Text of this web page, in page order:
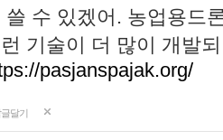
쓸 수 있겠어. 농업용드
기술이 더 많이 개발
pasjanspajak.org/
달기